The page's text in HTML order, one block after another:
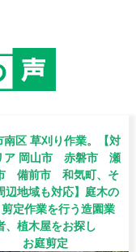
南区 草刈り作業。【対
ア 岡山市 赤磐市 瀬
備前市 和気町、そ
辺地域も対応】庭木の
定作業を行う造園業
、植木屋をお探し
お庭剪定